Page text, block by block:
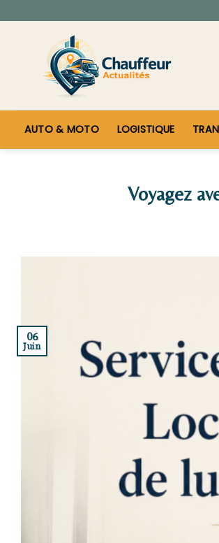
to
AUTO & MOTO LOGISTIQUE
Voyagez
06
Juin